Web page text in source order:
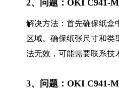
2、问题：OKI C941-
解决方法：首先确保纸盒
区域。确保纸张尺寸和
法无效，可能需要联系技
3、问题：OKI C941-